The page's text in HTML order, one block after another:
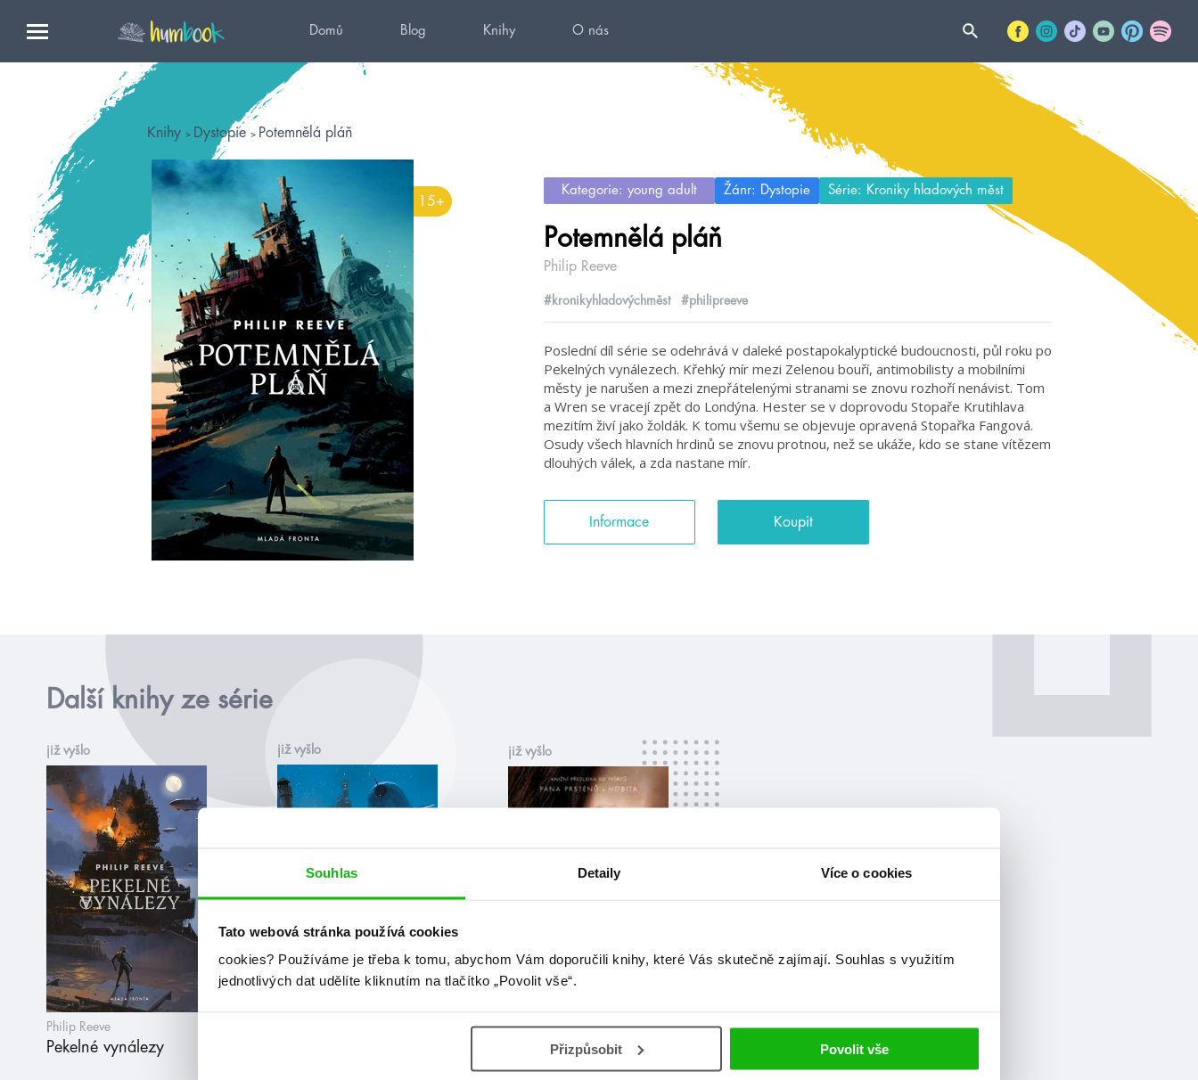
Souhlas Detaily Více o cookies
Tato webová stránka používá cookies
cookies? Používáme je třeba k tomu, abychom Vám doporučili knihy, které Vás skutečně zajímají. Souhlas s využitím
jednotlivých dat udělíte kliknutím na tlačítko „Povolit vše“.
Přizpůsobit Povolit vše
Domů Blog Knihy O nás
Knihy Dystopie Potemnělá pláň
15+
Kategorie: young adult Žánr: Dystopie Série: Kroniky hladových měst
Potemnělá pláň
Philip Reeve
#kronikyhladovýchměst #philipreeve
Poslední díl série se odehrává v daleké postapokalyptické budoucnosti, půl roku po
Pekelných vynálezech. Křehký mír mezi Zelenou bouří, antimobilisty a mobilními
městy je narušen a mezi znepřátelenými stranami se znovu rozhoří nenávist. Tom
a Wren se vracejí zpět do Londýna. Hester se v doprovodu Stopaře Krutihlava
mezitím živí jako žoldák. K tomu všemu se objevuje opravená Stopařka Fangová.
Osudy všech hlavních hrdinů se znovu protnou, než se ukáže, kdo se stane vítězem
dlouhých válek, a zda nastane mír.
Informace Koupit
Další knihy ze série
již vyšlo
Philip Reeve
Pekelné vynálezy
již vyšlo již vyšlo
Philip Reeve
Smrtelné stroje